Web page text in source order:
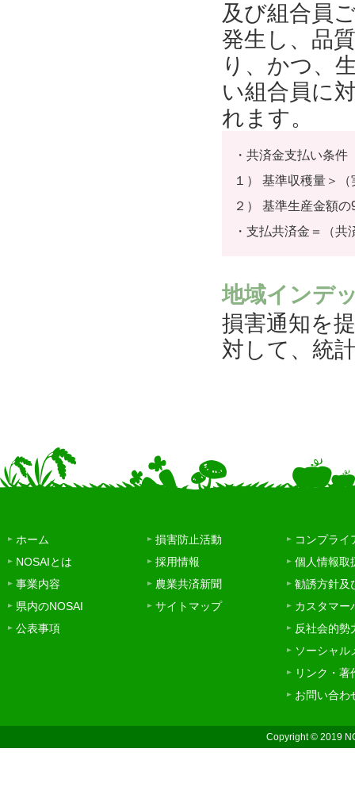
及び組合員
発生し、品
り、かつ、
い組合員に
れます。
・共済金支払い条
１） 基準収穫量＞
２） 基準生産金額
・支払共済金＝（
地域インデ
損害通知を
対して、統
ホーム
NOSAIとは
事業内容
県内のNOSAI
公表事項
損害防止活動
採用情報
農業共済新聞
サイトマップ
コンプライ
個人情報取
勧誘方針及
カスタマー
反社会的勢
ソーシャル
リンク・著
お問い合わ
Copyright © 2019